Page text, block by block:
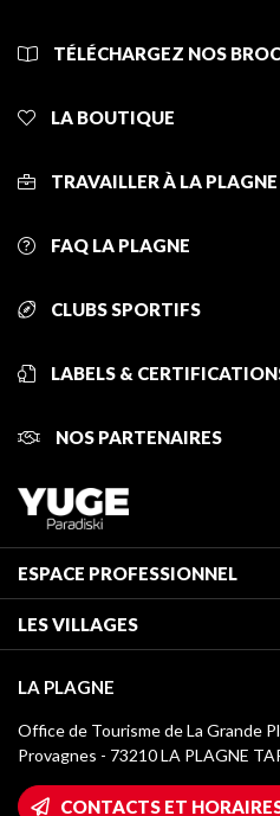
TÉLÉCHARGEZ NOS
LA BOUTIQUE
TRAVAILLER À LA PLAGNE
FAQ LA PLAGNE
CLUBS SPORTIFS
LABELS &
NOS PARTENAIRES
ESPACE PROFESSIONNEL
Classement des meublés
Taxe de séjour
Médiathèque
Logos La Plagne
Accès Wifi
LES VILLAGES
Champagny-en-Vanoise
Montchavin - Les Coches
Plagne 1800
LA PLAGNE
Office de Tourisme de La Grande
Provagnes - 73210 LA PLAGNE
CONTACTS ET